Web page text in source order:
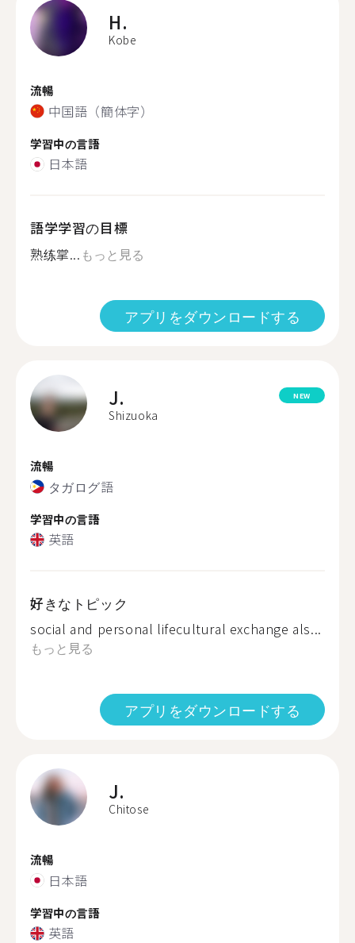
H.
Kobe
流暢
中国語（簡体字）
学習中の言語
日本語
語学学習の目標
熟练掌... もっと見る
アプリをダウンロードする
J.
Shizuoka
NEW
流暢
タガログ語
学習中の言語
英語
好きなトピック
social and personal lifecultural exchange als...
もっと見る
アプリをダウンロードする
J.
Chitose
流暢
日本語
学習中の言語
英語